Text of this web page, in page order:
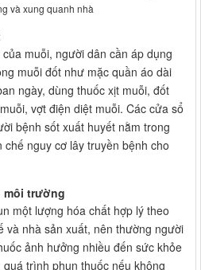
và xung quanh nhà
muỗi, người dân cần áp dụng
muỗi đốt như mặc quần áo dài
ngày, dùng thuốc xịt muỗi, đốt
vợt điện diệt muỗi. Các cửa sổ
bệnh sốt xuất huyết nằm trong
nguy cơ lây truyền bệnh cho
môi trường
một lượng hóa chất hợp lý theo
và nhà sản xuất, nên thường người
ảnh hưởng nhiều đến sức khỏe
trình phun thuốc nếu không